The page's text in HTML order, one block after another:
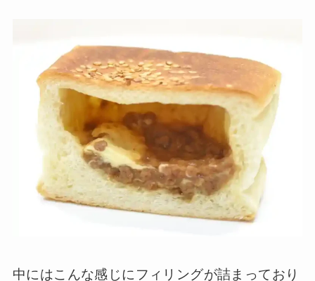
中にはこんな感じにフィリングが詰まっており